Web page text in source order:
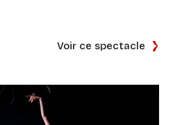
Voir ce spectacle